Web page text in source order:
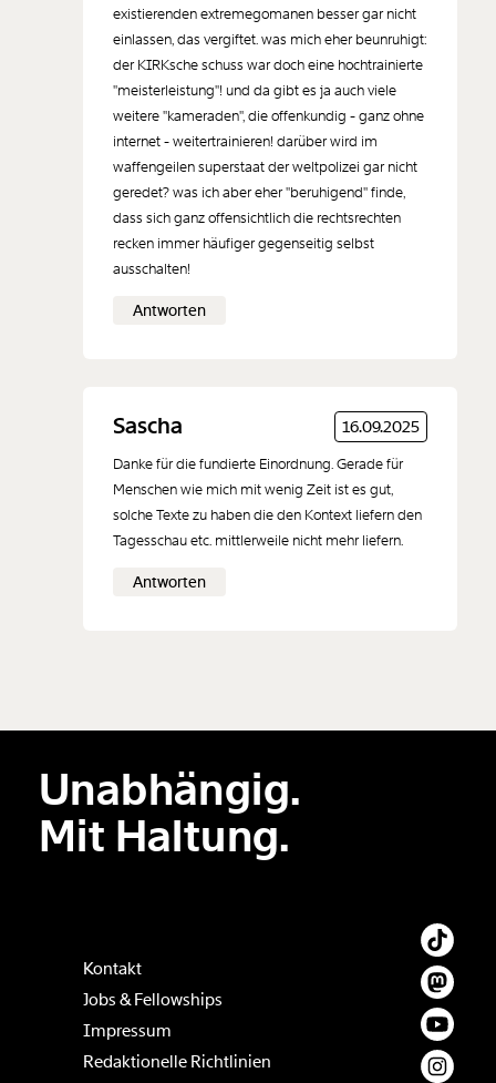
existierenden extremegomanen besser gar nicht
einlassen, das vergiftet. was mich eher beunruhigt:
der KIRKsche schuss war doch eine hochtrainierte
"meisterleistung"! und da gibt es ja auch viele
weitere "kameraden", die offenkundig - ganz ohne
internet - weitertrainieren! darüber wird im
waffengeilen superstaat der weltpolizei gar nicht
geredet? was ich aber eher "beruhigend" finde,
dass sich ganz offensichtlich die rechtsrechten
recken immer häufiger gegenseitig selbst
ausschalten!
Antworten
Sascha 16.09.2025
Danke für die fundierte Einordnung. Gerade für
Menschen wie mich mit wenig Zeit ist es gut,
solche Texte zu haben die den Kontext liefern den
Tagesschau etc. mittlerweile nicht mehr liefern.
Antworten
Unabhängig.
Mit Haltung.
Kontakt
Jobs & Fellowships
Impressum
Redaktionelle Richtlinien